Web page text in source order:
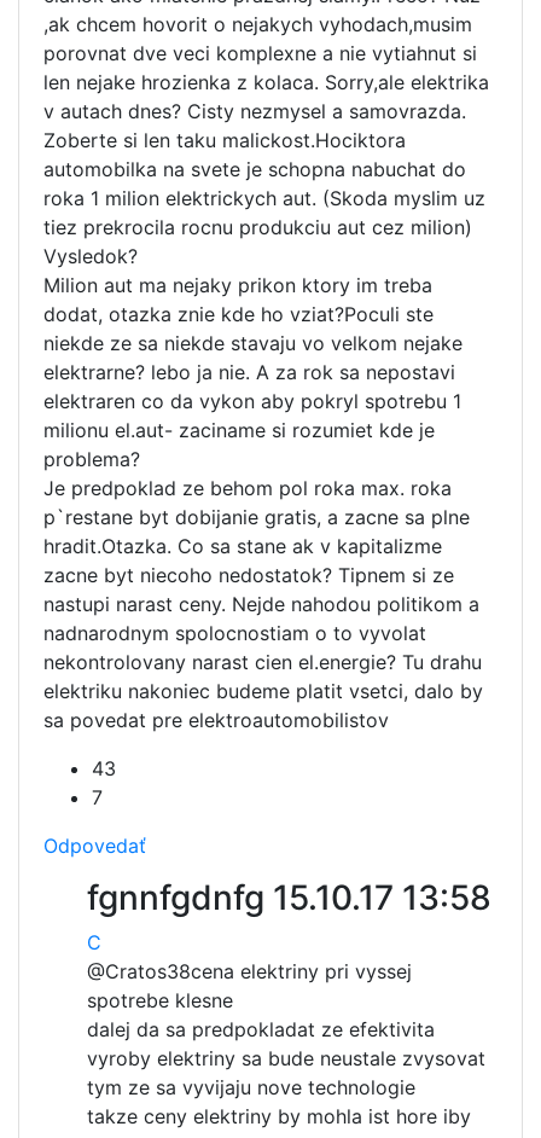
,ak chcem hovorit o nejakych vyhodach,musim
porovnat dve veci komplexne a nie vytiahnut si
len nejake hrozienka z kolaca. Sorry,ale elektrika
v autach dnes? Cisty nezmysel a samovrazda.
Zoberte si len taku malickost.Hociktora
automobilka na svete je schopna nabuchat do
roka 1 milion elektrickych aut. (Skoda myslim uz
tiez prekrocila rocnu produkciu aut cez milion)
Vysledok?
Milion aut ma nejaky prikon ktory im treba
dodat, otazka znie kde ho vziat?Poculi ste
niekde ze sa niekde stavaju vo velkom nejake
elektrarne? lebo ja nie. A za rok sa nepostavi
elektraren co da vykon aby pokryl spotrebu 1
milionu el.aut- zaciname si rozumiet kde je
problema?
Je predpoklad ze behom pol roka max. roka
p`restane byt dobijanie gratis, a zacne sa plne
hradit.Otazka. Co sa stane ak v kapitalizme
zacne byt niecoho nedostatok? Tipnem si ze
nastupi narast ceny. Nejde nahodou politikom a
nadnarodnym spolocnostiam o to vyvolat
nekontrolovany narast cien el.energie? Tu drahu
elektriku nakoniec budeme platit vsetci, dalo by
sa povedat pre elektroautomobilistov
43
7
Odpovedať
fgnnfgdnfg 15.10.17 13:58
C
@Cratos38cena elektriny pri vyssej
spotrebe klesne
dalej da sa predpokladat ze efektivita
vyroby elektriny sa bude neustale zvysovat
tym ze sa vyvijaju nove technologie
takze ceny elektriny by mohla ist hore iby